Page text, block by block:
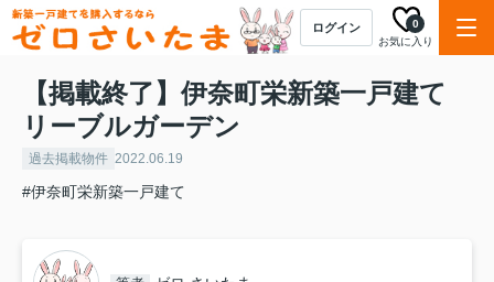
ログイン
お気に入り
0
【掲載終了】伊奈町栄新築一戸建て
リーブルガーデン
過去掲載物件 2022.06.19
#伊奈町栄新築一戸建て